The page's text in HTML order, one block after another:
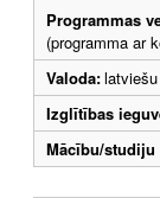
Programmas
(programma ar
Valoda:
Izglītības
Mācību/studiju